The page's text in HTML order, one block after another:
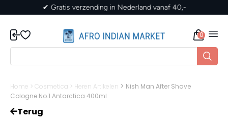
✔ Gratis verzending in Nederland vanaf 40,-
0
Home > Cosmetica > Heren Artikelen > Nish Man After Shave
Cologne No.1 Antarctica 400ml
Terug